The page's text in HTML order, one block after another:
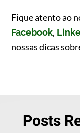
Fique atento ao
Facebook,
nossas dicas
Posts